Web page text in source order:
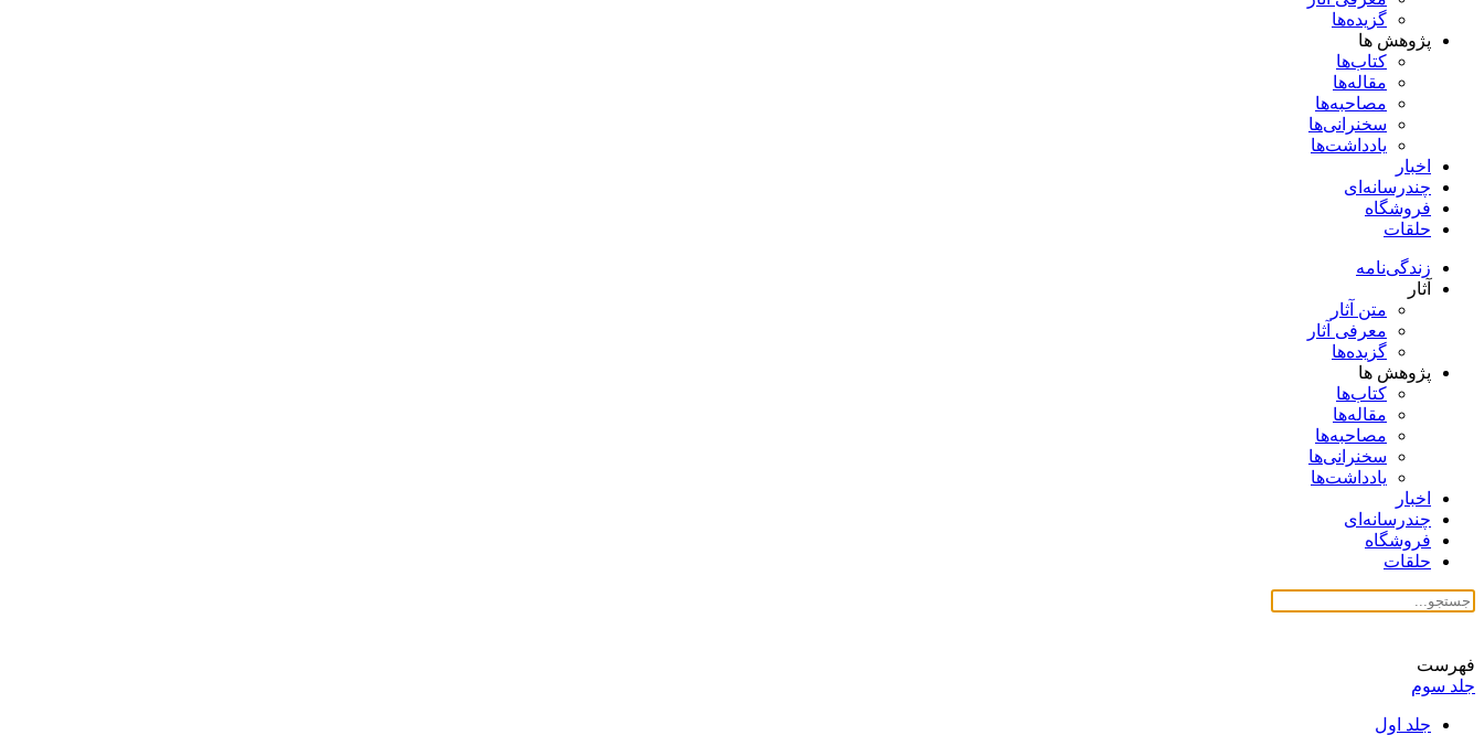
گزیده‌ها
پژوهش ها
کتاب‌ها
مقاله‌ها
مصاحبه‌ها
سخنرانی‌ها
یادداشت‌ها
اخبار
چندرسانه‌ای
فروشگاه
حلقات
زندگی‌نامه
آثار
متن آثار
معرفی آثار
گزیده‌ها
پژوهش ها
کتاب‌ها
مقاله‌ها
مصاحبه‌ها
سخنرانی‌ها
یادداشت‌ها
اخبار
چندرسانه‌ای
فروشگاه
حلقات
فهرست
جلد سوم
جلد اول